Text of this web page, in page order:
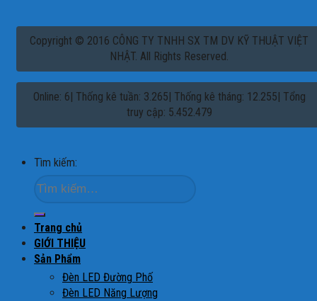
Copyright © 2016 CÔNG TY TNHH SX TM DV KỸ THUẬT VIỆT
NHẬT. All Rights Reserved.
Online: 6| Thống kê tuần: 3.265| Thống kê tháng: 12.255| Tổng
truy cập: 5.452.479
Tìm kiếm:
Trang chủ
GIỚI THIỆU
Sản Phẩm
Đèn LED Đường Phố
Đèn LED Năng Lượng